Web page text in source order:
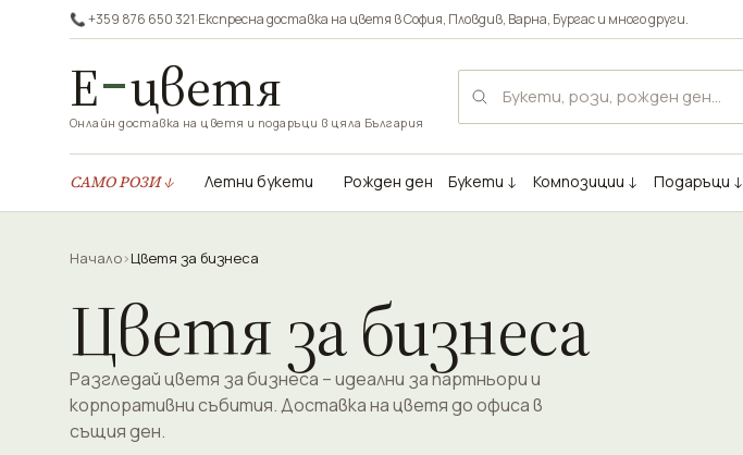
📞 +359 876 650 321·Експресна доставка на цветя вСофия, Пловдив, Варна, Бургаси много други.
Е цветя
Онлайн доставка на цветя и подаръци в цяла България
САМО РОЗИ ↓ Летни букети Рожден ден Букети ↓ Композиции ↓ Подаръци ↓
Начало›Цветя за бизнеса
Цветя за бизнеса
Разгледай цветя за бизнеса – идеални за партньори и
корпоративни събития. Доставка на цветя до офиса в
същия ден.